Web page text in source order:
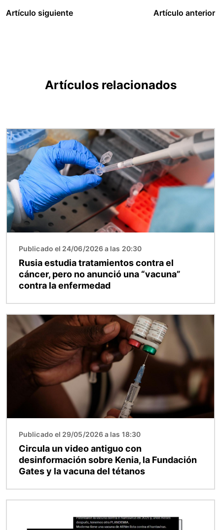
Artículo siguiente Artículo anterior
Artículos relacionados
Imagen
Publicado el 24/06/2026 a las 20:30
Rusia estudia tratamientos contra el
cáncer, pero no anunció una “vacuna”
contra la enfermedad
Imagen
Publicado el 29/05/2026 a las 18:30
Circula un video antiguo con
desinformación sobre Kenia, la Fundación
Gates y la vacuna del tétanos